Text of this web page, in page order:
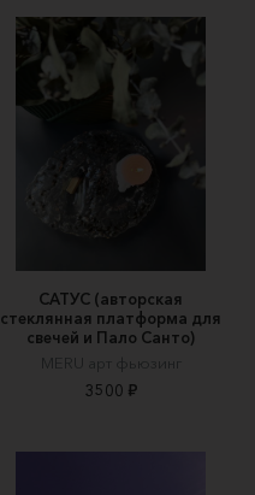
САТУС (авторская
стеклянная платформа для
свечей и Пало Санто)
MERU арт фьюзинг
3500 ₽